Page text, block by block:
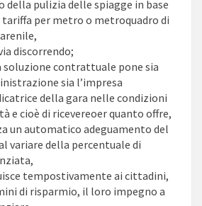
della pulizia delle spiagge in base
tariffa per metro o metroquadro di
discorrendo;
soluzione contrattuale pone sia
sia l’impresa
della gara nelle condizioni
e cioè di ricevereoer quanto offre,
un automatico adeguamento del
variare della percentuale di
tempostivamente ai cittadini,
di risparmio, il loro impegno a